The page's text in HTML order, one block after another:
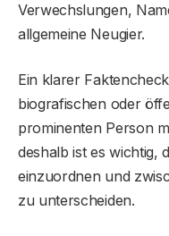
Verwechslungen,
allgemeine Neugier.
Ein klarer
biografischen oder
prominenten Person
deshalb ist es wichtig,
einzuordnen und
zu unterscheiden.